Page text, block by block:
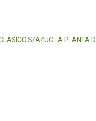
S/AZUC LA PLANTA